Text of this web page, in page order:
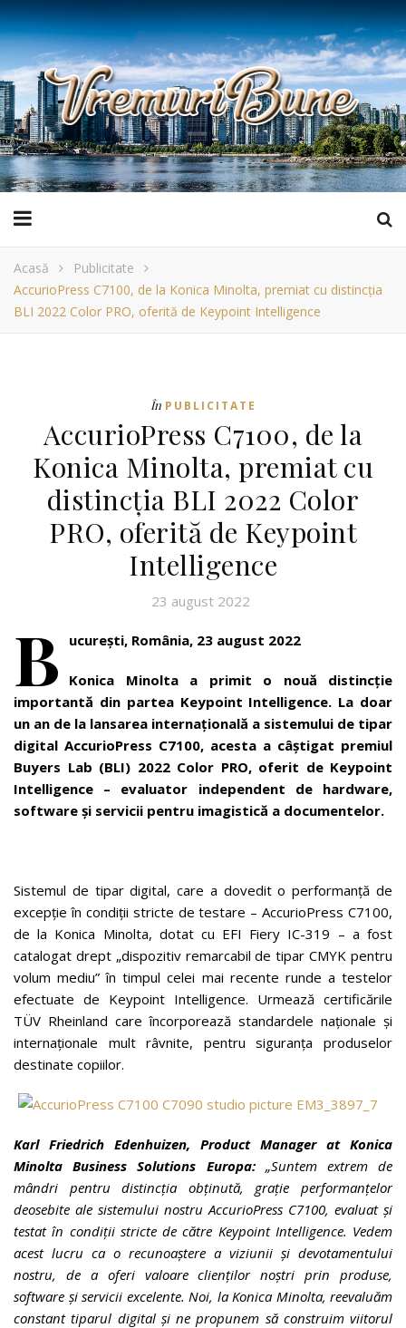
Acasă
Publicitate
AccurioPress C7100, de la Konica Minolta, premiat cu distincția
BLI 2022 Color PRO, oferită de Keypoint Intelligence
În PUBLICITATE
AccurioPress C7100, de la
Konica Minolta, premiat cu
distincția BLI 2022 Color
PRO, oferită de Keypoint
Intelligence
23 august 2022
B ucurești, România, 23 august 2022
Konica Minolta a primit o nouă distincție
importantă din partea Keypoint Intelligence. La doar
un an de la lansarea internațională a sistemului de tipar
digital AccurioPress C7100, acesta a câștigat premiul
Buyers Lab (BLI) 2022 Color PRO, oferit de Keypoint
Intelligence – evaluator independent de hardware,
software și servicii pentru imagistică a documentelor.
Sistemul de tipar digital, care a dovedit o performanță de
excepție în condiții stricte de testare – AccurioPress C7100,
de la Konica Minolta, dotat cu EFI Fiery IC-319 – a fost
catalogat drept „dispozitiv remarcabil de tipar CMYK pentru
volum mediu” în timpul celei mai recente runde a testelor
efectuate de Keypoint Intelligence. Urmează certificările
TÜV Rheinland care încorporează standardele naționale și
internaționale mult râvnite, pentru siguranța produselor
destinate copiilor.
Karl Friedrich Edenhuizen, Product Manager at Konica
Minolta Business Solutions Europa: „Suntem extrem de
mândri pentru distincția obținută, grație performanțelor
deosebite ale sistemului nostru AccurioPress C7100, evaluat și
testat în condiții stricte de către Keypoint Intelligence. Vedem
acest lucru ca o recunoaștere a viziunii și devotamentului
nostru, de a oferi valoare clienților noștri prin produse,
software și servicii excelente. Noi, la Konica Minolta, reevaluăm
constant tiparul digital și ne propunem să construim viitorul